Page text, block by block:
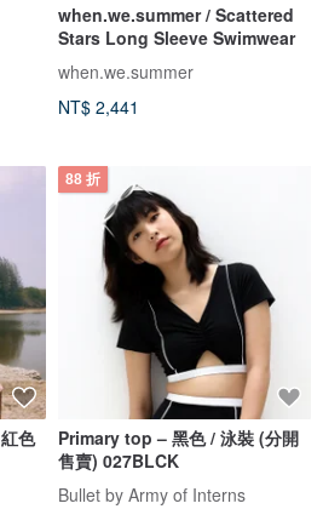
when.we.summer / Scattered
Stars Long Sleeve Swimwear
when.we.summer
NT$ 2,441
色
88 折
Primary top – 黑色 / 泳裝 (分開
售賣) 027BLCK
Bullet by Army of Interns